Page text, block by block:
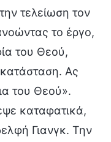
τελείωση τον
το έργο,
του Θεού,
Ας
του Θεού».
καταφατικά,
Γιανγκ. Την